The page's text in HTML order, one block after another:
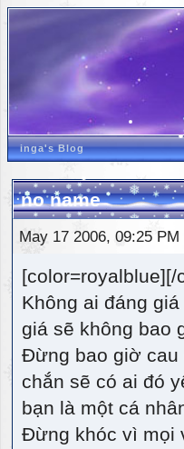
inga's Blog
no name
May 17 2006, 09:25
[color=royalblue][/
Không ai đáng
giá sẽ không bao
Đừng bao giờ cau
chắn sẽ có ai đó
bạn là một cá
Đừng khóc vì mọi